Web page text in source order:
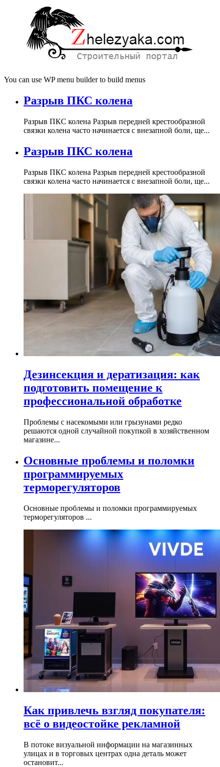
You can use WP menu builder to build menus
Разрыв ПКС колена
Разрыв ПКС колена Разрыв передней крестообразной
связки колена часто начинается с внезапной боли, ще...
Разрыв ПКС колена
Разрыв ПКС колена Разрыв передней крестообразной
связки колена часто начинается с внезапной боли, ще...
Дезинсекция и дератизация: как
подготовить помещение к
профессиональной обработке
Проблемы с насекомыми или грызунами редко
решаются одной случайной покупкой в хозяйственном
магазине...
Основные проблемы и поломки
программируемых
терморегуляторов
Основные проблемы и поломки программируемых
терморегуляторов ...
Как привлечь взгляд покупателя:
всё о видеостойке рекламной
В потоке визуальной информации на магазинных
улицах и в торговых центрах одна деталь может
остановит...